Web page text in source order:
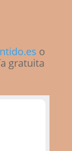
o
gratuita